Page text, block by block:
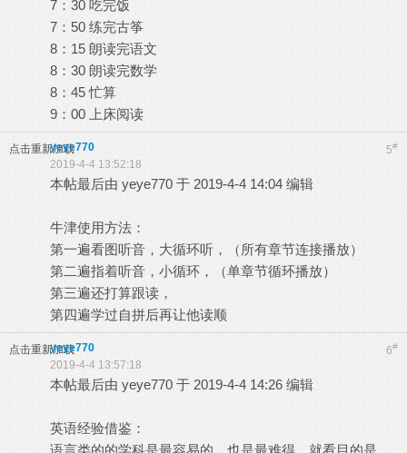
7：30 吃完饭
7：50 练完古筝
8：15 朗读完语文
8：30 朗读完数学
8：45 忙算
9：00 上床阅读
点击重新加载 5#
yeye770
2019-4-4 13:52:18
本帖最后由 yeye770 于 2019-4-4 14:04 编辑
牛津使用方法：
第一遍看图听音，大循环听，（所有章节连接播放）
第二遍指着听音，小循环，（单章节循环播放）
第三遍还打算跟读，
第四遍学过自拼后再让他读顺
点击重新加载 6#
yeye770
2019-4-4 13:57:18
本帖最后由 yeye770 于 2019-4-4 14:26 编辑
英语经验借鉴：
语言类的的学科是最容易的，也是最难得。就看目的是